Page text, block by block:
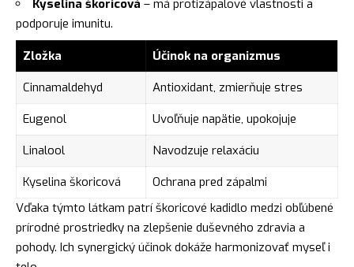
Kyselina škoricová – má protizápalové vlastnosti a
podporuje imunitu.
Zložka
Účinok na organizmus
Cinnamaldehyd
Antioxidant, zmierňuje stres
Eugenol
Uvoľňuje napätie, upokojuje
Linalool
Navodzuje relaxáciu
Kyselina škoricová
Ochrana pred zápalmi
Vďaka týmto látkam patrí škoricové kadidlo medzi obľúbené
prírodné prostriedky na zlepšenie duševného zdravia a
pohody. Ich synergický účinok dokáže harmonizovať myseľ i